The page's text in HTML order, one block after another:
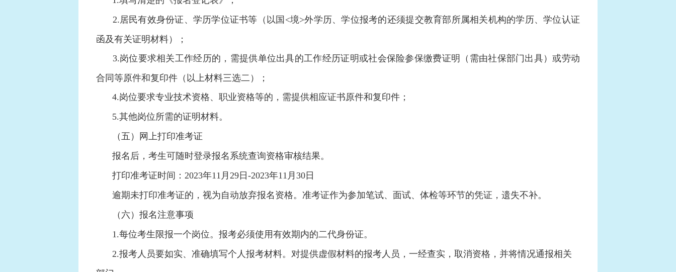
2.居民有效身份证、学历学位证书等（以国<境>外学历、学位报考的还须提交教育部所属相关机构的学历、学位认证
函及有关证明材料）；
3.岗位要求相关工作经历的，需提供单位出具的工作经历证明或社会保险参保缴费证明（需由社保部门出具）或劳动
合同等原件和复印件（以上材料三选二）；
4.岗位要求专业技术资格、职业资格等的，需提供相应证书原件和复印件；
5.其他岗位所需的证明材料。
（五）网上打印准考证
报名后，考生可随时登录报名系统查询资格审核结果。
打印准考证时间：2023年11月29日-2023年11月30日
逾期未打印准考证的，视为自动放弃报名资格。准考证作为参加笔试、面试、体检等环节的凭证，遗失不补。
（六）报名注意事项
1.每位考生限报一个岗位。报考必须使用有效期内的二代身份证。
2.报考人员要如实、准确填写个人报考材料。对提供虚假材料的报考人员，一经查实，取消资格，并将情况通报相关